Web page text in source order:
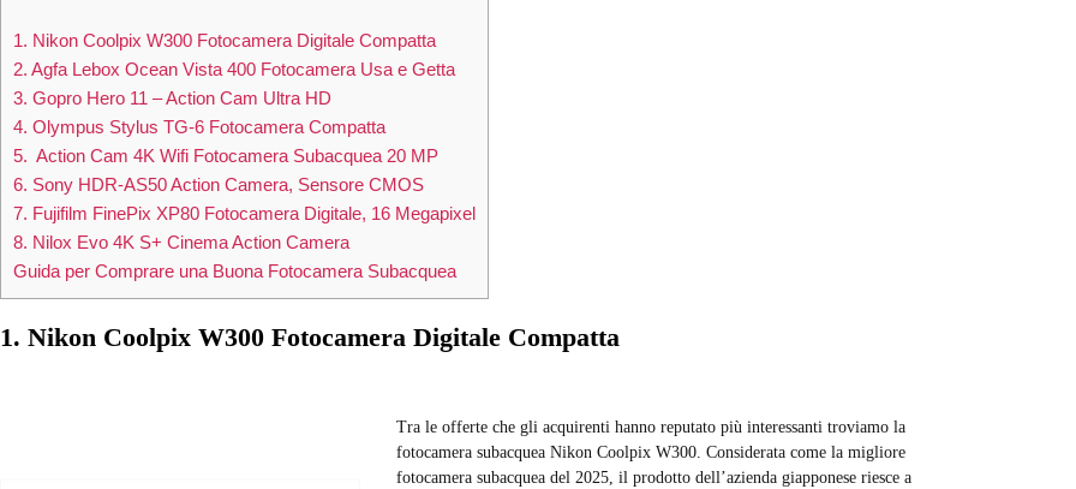
1. Nikon Coolpix W300 Fotocamera Digitale Compatta
2. Agfa Lebox Ocean Vista 400 Fotocamera Usa e Getta
3. Gopro Hero 11 – Action Cam Ultra HD
4. Olympus Stylus TG-6 Fotocamera Compatta
5. Action Cam 4K Wifi Fotocamera Subacquea 20 MP
6. Sony HDR-AS50 Action Camera, Sensore CMOS
7. Fujifilm FinePix XP80 Fotocamera Digitale, 16 Megapixel
8. Nilox Evo 4K S+ Cinema Action Camera
Guida per Comprare una Buona Fotocamera Subacquea
1. Nikon Coolpix W300 Fotocamera Digitale Compatta
Tra le offerte che gli acquirenti hanno reputato più interessanti troviamo la
fotocamera subacquea Nikon Coolpix W300. Considerata come la migliore
fotocamera subacquea del 2025, il prodotto dell’azienda giapponese riesce a